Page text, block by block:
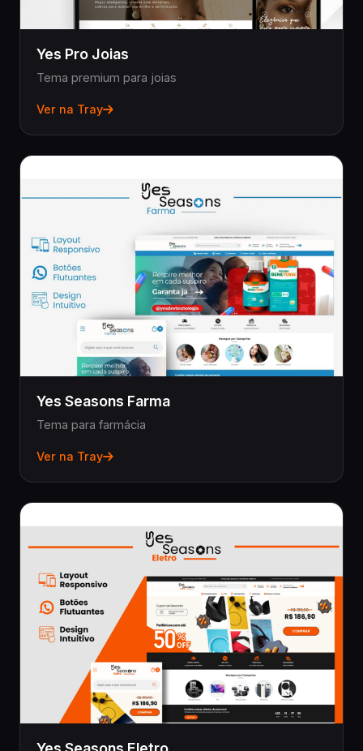
Yes Pro Joias
Tema premium para joias
Ver na Tray
Yes Seasons Farma
Tema para farmácia
Ver na Tray